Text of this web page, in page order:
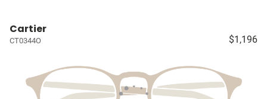
Cartier
CT0344O $1,196